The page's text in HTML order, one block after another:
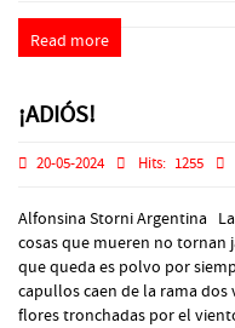
Read more
¡ADIÓS!
20-05-2024 Hits: 1255
Alfonsina Storni Argentina
cosas que mueren no tornan
que queda es polvo por
capullos caen de la rama dos
flores tronchadas por el